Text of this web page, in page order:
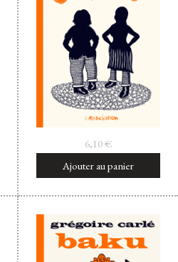
6,10€
Ajouter au panier